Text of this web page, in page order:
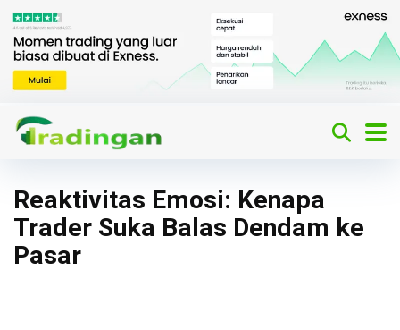
Reaktivitas Emosi: Kenapa
Trader Suka Balas Dendam ke
Pasar